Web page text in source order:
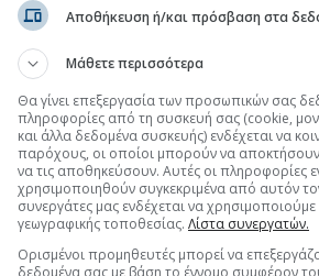
Αποθήκευση ή/και πρόσβαση στα
Μάθετε περισσότερα
Θα γίνει επεξεργασία των προσωπικών σας
πληροφορίες από τη συσκευή σας (cookie,
και άλλα δεδομένα συσκευής) ενδέχεται να
παρόχους, οι οποίοι μπορούν να
να τις αποθηκεύσουν. Αυτές οι πληροφορίες
χρησιμοποιηθούν συγκεκριμένα από αυτόν
συνεργάτες μας ενδέχεται να
γεωγραφικής τοποθεσίας. Λίστα συνεργατών.
Ορισμένοι προμηθευτές μπορεί να
δεδομένα σας με βάση το έννομο συμφέρον